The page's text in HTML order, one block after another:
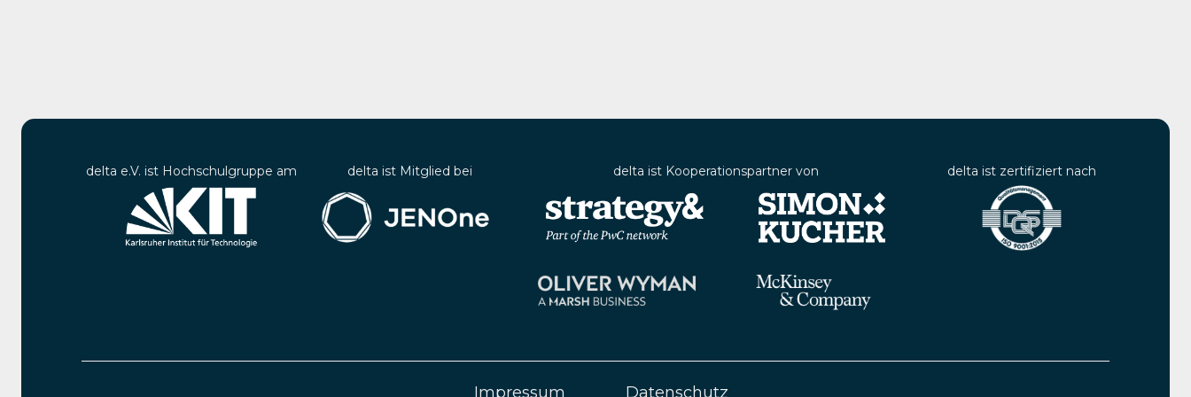
delta e.V. ist Hochschulgruppe am delta ist Mitglied bei delta ist Kooperationspartner von delta ist zertifiziert nach
Impressum Datenschutz